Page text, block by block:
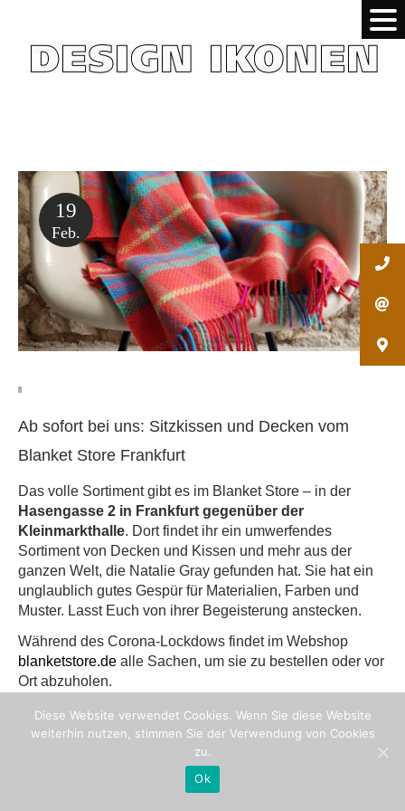
19
Feb.
Ab sofort bei uns: Sitzkissen und Decken vom
Blanket Store Frankfurt
Das volle Sortiment gibt es im Blanket Store – in der
Hasengasse 2 in Frankfurt gegenüber der
Kleinmarkthalle. Dort findet ihr ein umwerfendes
Sortiment von Decken und Kissen und mehr aus der
ganzen Welt, die Natalie Gray gefunden hat. Sie hat ein
unglaublich gutes Gespür für Materialien, Farben und
Muster. Lasst Euch von ihrer Begeisterung anstecken.
Während des Corona-Lockdows findet im Webshop
blanketstore.de alle Sachen, um sie zu bestellen oder vor
Ort abzuholen.
Diese Website verwendet Cookies. Wenn Sie diese Website
weiterhin nutzen, stimmen Sie der Verwendung von Cookies
zu.
Ok